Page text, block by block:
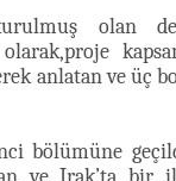
olan dev
anlatan ve
bölümüne